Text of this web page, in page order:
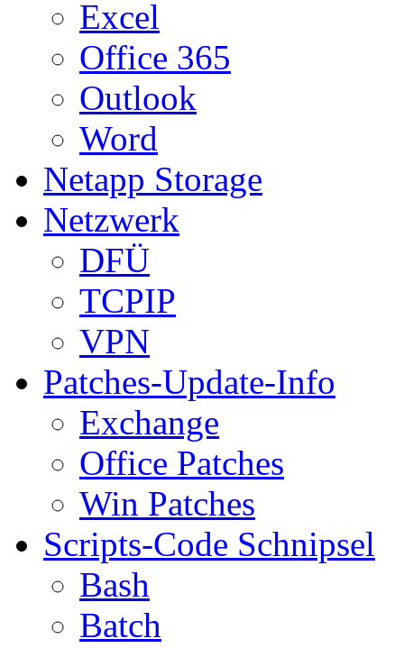
Excel
Office 365
Outlook
Word
Netapp Storage
Netzwerk
DFÜ
TCPIP
VPN
Patches-Update-Info
Exchange
Office Patches
Win Patches
Scripts-Code Schnipsel
Bash
Batch